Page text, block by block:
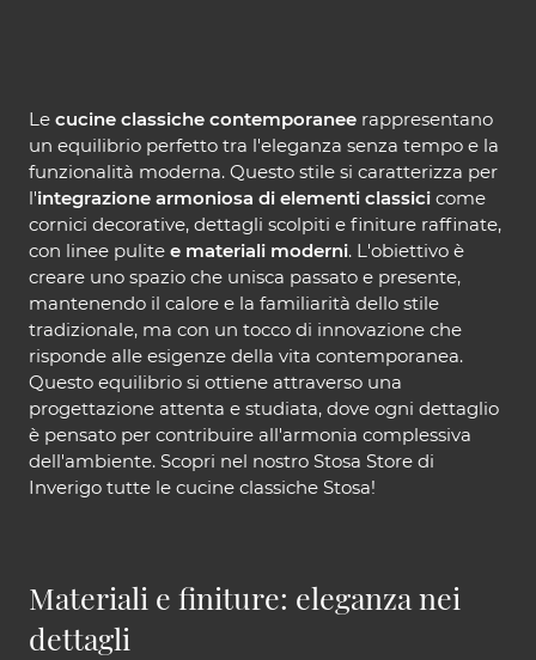
Le cucine classiche contemporanee rappresentano
un equilibrio perfetto tra l'eleganza senza tempo e la
funzionalità moderna. Questo stile si caratterizza per
l'integrazione armoniosa di elementi classici come
cornici decorative, dettagli scolpiti e finiture raffinate,
con linee pulite e materiali moderni. L'obiettivo è
creare uno spazio che unisca passato e presente,
mantenendo il calore e la familiarità dello stile
tradizionale, ma con un tocco di innovazione che
risponde alle esigenze della vita contemporanea.
Questo equilibrio si ottiene attraverso una
progettazione attenta e studiata, dove ogni dettaglio
è pensato per contribuire all'armonia complessiva
dell'ambiente. Scopri nel nostro Stosa Store di
Inverigo tutte le cucine classiche Stosa!
Materiali e finiture: eleganza nei
dettagli